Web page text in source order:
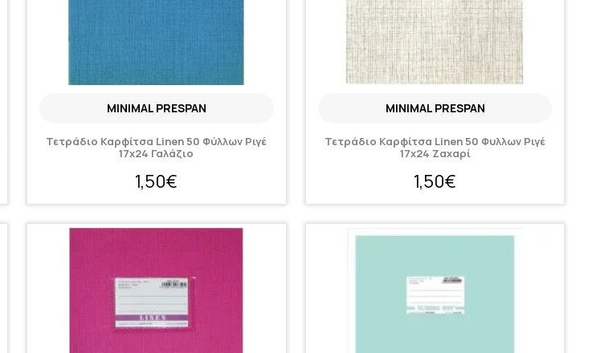
MINIMAL PRESPAN
Τετράδιο Καρφίτσα Linen 50 Φύλλων Ριγέ
17x24 Γαλάζιο
1,50€
MINIMAL PRESPAN
Τετράδιο Καρφίτσα Linen 50 Φυλλων Ριγέ
17x24 Ζαχαρί
1,50€